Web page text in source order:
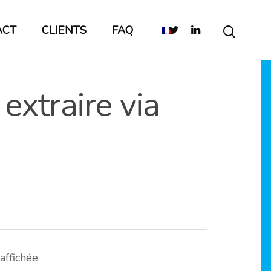
CLIENTS FAQ
via